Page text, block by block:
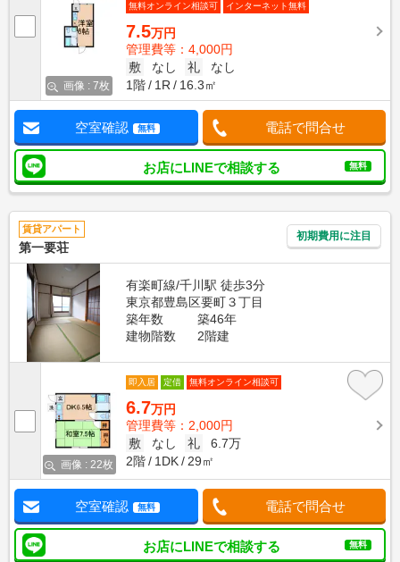
画像 : 7枚
無料オンライン相談可
インターネット無料
7.5万円
管理費等：4,000円
敷
なし 礼
なし
1階
1R 16.3㎡
空室確認 無料 電話で問合せ
お店にLINEで相談する 無料
賃貸アパート
第一要荘
初期費用に注目
有楽町線/千川駅 徒歩3分
東京都豊島区要町３丁目
築年数
築46年
建物階数
2階建
画像 : 22枚
即入居 定借 無料オンライン相談可
6.7万円
管理費等：2,000円
敷
なし 礼
6.7万
2階
1DK 29㎡
空室確認 無料 電話で問合せ
お店にLINEで相談する 無料